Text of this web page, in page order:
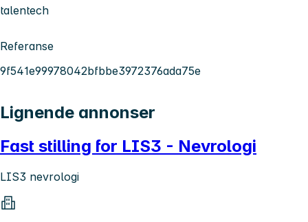
talentech
Referanse
9f541e99978042bfbbe3972376ada75e
Lignende annonser
Fast stilling for LIS3 - Nevrologi
LIS3 nevrologi